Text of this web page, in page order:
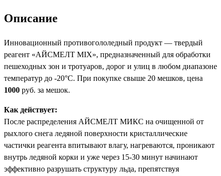
(25
Описание
Инновационный противогололедный продукт — твердый
реагент «АЙСМЕЛТ MIX», предназначенный для обработки
пешеходных зон и тротуаров, дорог и улиц в любом диапазоне
температур до -20°С. При покупке свыше 20 мешков, цена
1000 руб. за мешок.
Как действует:
После распределения АЙСМЕЛТ МИКС на очищенной от
рыхлого снега ледяной поверхности кристаллические
частички реагента впитывают влагу, нагреваются, проникают
внутрь ледяной корки и уже через 15-30 минут начинают
эффективно разрушать структуру льда, препятствуя